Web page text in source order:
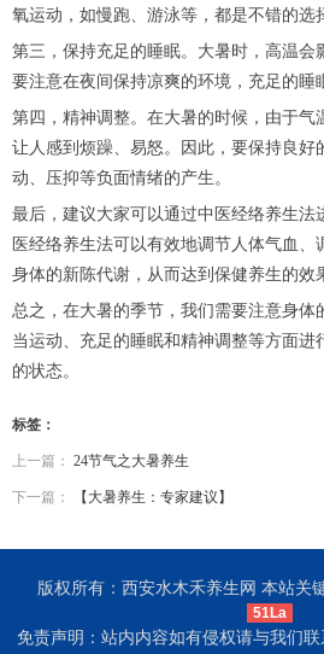
氧运动，如慢跑、游泳等，都是不错的选
第三，保持充足的睡眠。大暑时，高温会
要注意在夜间保持凉爽的环境，充足的睡
第四，精神调整。在大暑的时候，由于气
让人感到烦躁、易怒。因此，要保持良好
动、压抑等负面情绪的产生。
最后，建议大家可以通过中医经络养生法
医经络养生法可以有效地调节人体气血
身体的新陈代谢，从而达到保健养生的效
总之，在大暑的季节，我们需要注意身体
当运动、充足的睡眠和精神调整等方面进
的状态。
标签：
上一篇： 24节气之大暑养生
下一篇： 【大暑养生：专家建议】
版权所有：西安水木禾养生网 本站关
51La
免责声明：站内内容如有侵权请与我们